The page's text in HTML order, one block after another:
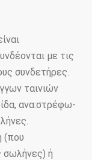
με τις
συνδετήρες.
ταινιών
ανα:στρέφω-
(που
σωλήνες) ή